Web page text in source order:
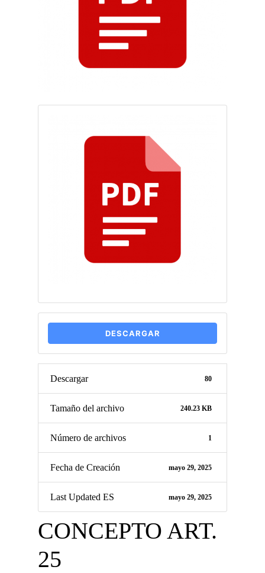
DESCARGAR
Descargar 80
Tamaño del archivo 240.23 KB
Número de archivos 1
Fecha de Creación mayo 29, 2025
Last Updated ES mayo 29, 2025
CONCEPTO ART.
25